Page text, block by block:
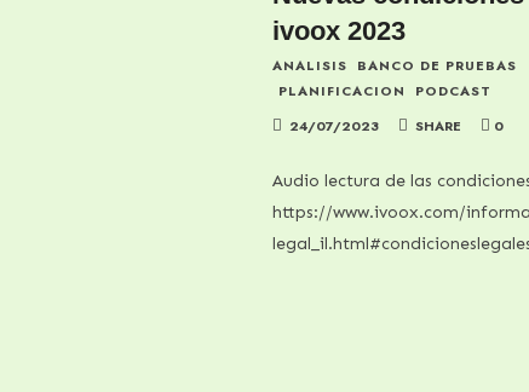
ivoox 2023
ANALISIS
BANCO DE PRUEBAS
PLANIFICACION
PODCAST
24/07/2023
SHARE 0
Audio lectura de las
https://www.ivoox.com/